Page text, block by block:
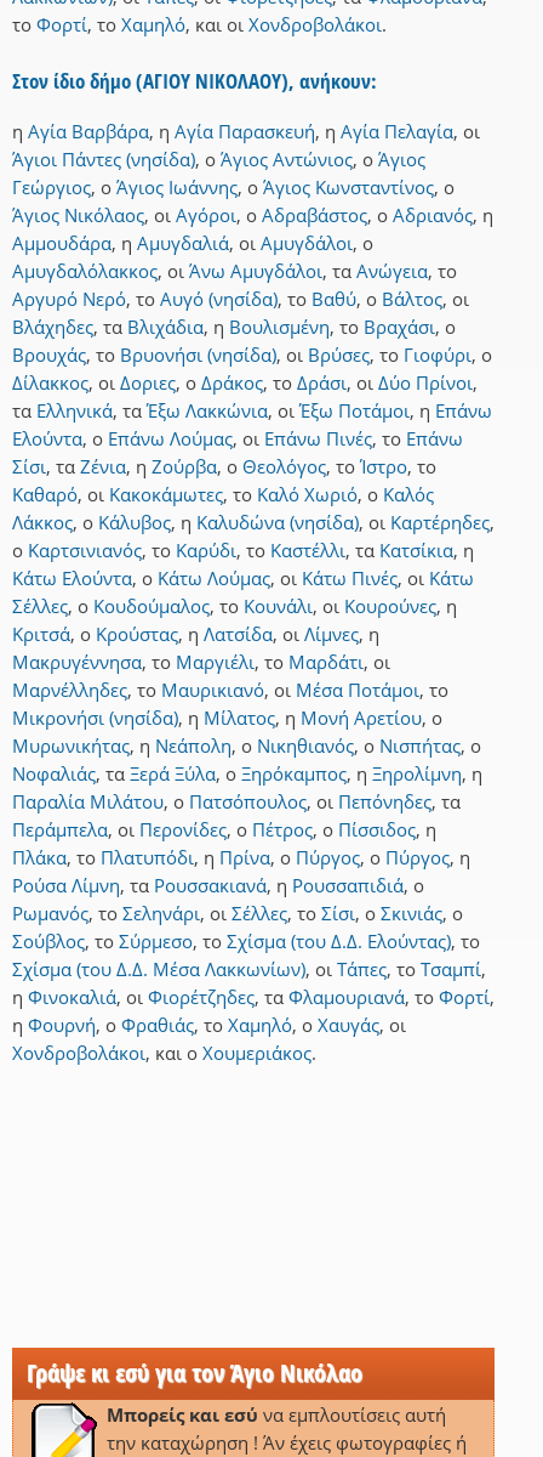
το Φορτί, το Χαμηλό, και οι Χονδροβολάκοι.
Στον ίδιο δήμο (ΑΓΙΟΥ ΝΙΚΟΛΑΟΥ), ανήκουν:
η Αγία Βαρβάρα, η Αγία Παρασκευή, η Αγία Πελαγία, οι
Άγιοι Πάντες (νησίδα), ο Άγιος Αντώνιος, ο Άγιος
Γεώργιος, ο Άγιος Ιωάννης, ο Άγιος Κωνσταντίνος, ο
Άγιος Νικόλαος, οι Αγόροι, ο Αδραβάστος, ο Αδριανός, η
Αμμουδάρα, η Αμυγδαλιά, οι Αμυγδάλοι, ο
Αμυγδαλόλακκος, οι Άνω Αμυγδάλοι, τα Ανώγεια, το
Αργυρό Νερό, το Αυγό (νησίδα), το Βαθύ, ο Βάλτος, οι
Βλάχηδες, τα Βλιχάδια, η Βουλισμένη, το Βραχάσι, ο
Βρουχάς, το Βρυονήσι (νησίδα), οι Βρύσες, το Γιοφύρι, ο
Δίλακκος, οι Δοριες, ο Δράκος, το Δράσι, οι Δύο Πρίνοι,
τα Ελληνικά, τα Έξω Λακκώνια, οι Έξω Ποτάμοι, η Επάνω
Ελούντα, ο Επάνω Λούμας, οι Επάνω Πινές, το Επάνω
Σίσι, τα Ζένια, η Ζούρβα, ο Θεολόγος, το Ίστρο, το
Καθαρό, οι Κακοκάμωτες, το Καλό Χωριό, ο Καλός
Λάκκος, ο Κάλυβος, η Καλυδώνα (νησίδα), οι Καρτέρηδες,
ο Καρτσινιανός, το Καρύδι, το Καστέλλι, τα Κατσίκια, η
Κάτω Ελούντα, ο Κάτω Λούμας, οι Κάτω Πινές, οι Κάτω
Σέλλες, ο Κουδούμαλος, το Κουνάλι, οι Κουρούνες, η
Κριτσά, ο Κρούστας, η Λατσίδα, οι Λίμνες, η
Μακρυγέννησα, το Μαργιέλι, το Μαρδάτι, οι
Μαρνέλληδες, το Μαυρικιανό, οι Μέσα Ποτάμοι, το
Μικρονήσι (νησίδα), η Μίλατος, η Μονή Αρετίου, ο
Μυρωνικήτας, η Νεάπολη, ο Νικηθιανός, ο Νισπήτας, ο
Νοφαλιάς, τα Ξερά Ξύλα, ο Ξηρόκαμπος, η Ξηρολίμνη, η
Παραλία Μιλάτου, ο Πατσόπουλος, οι Πεπόνηδες, τα
Περάμπελα, οι Περονίδες, ο Πέτρος, ο Πίσσιδος, η
Πλάκα, το Πλατυπόδι, η Πρίνα, ο Πύργος, ο Πύργος, η
Ρούσα Λίμνη, τα Ρουσσακιανά, η Ρουσσαπιδιά, ο
Ρωμανός, το Σεληνάρι, οι Σέλλες, το Σίσι, ο Σκινιάς, ο
Σούβλος, το Σύρμεσο, το Σχίσμα (του Δ.Δ. Ελούντας), το
Σχίσμα (του Δ.Δ. Μέσα Λακκωνίων), οι Τάπες, το Τσαμπί,
η Φινοκαλιά, οι Φιορέτζηδες, τα Φλαμουριανά, το Φορτί,
η Φουρνή, ο Φραθιάς, το Χαμηλό, ο Χαυγάς, οι
Χονδροβολάκοι, και ο Χουμεριάκος.
Γράψε κι εσύ για τον Άγιο Νικόλαο
Μπορείς και εσύ να εμπλουτίσεις αυτή
την καταχώρηση ! Άν έχεις φωτογραφίες ή